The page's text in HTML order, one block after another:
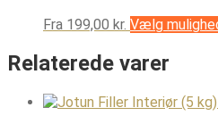
Fra 199,00 kr. Vælg
Relaterede varer